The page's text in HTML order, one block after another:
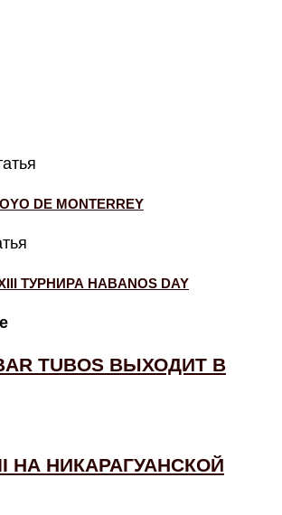
DE MONTERREY
ТУРНИРА HABANOS DAY
TUBOS ВЫХОДИТ В
НА НИКАРАГУАНСКОЙ